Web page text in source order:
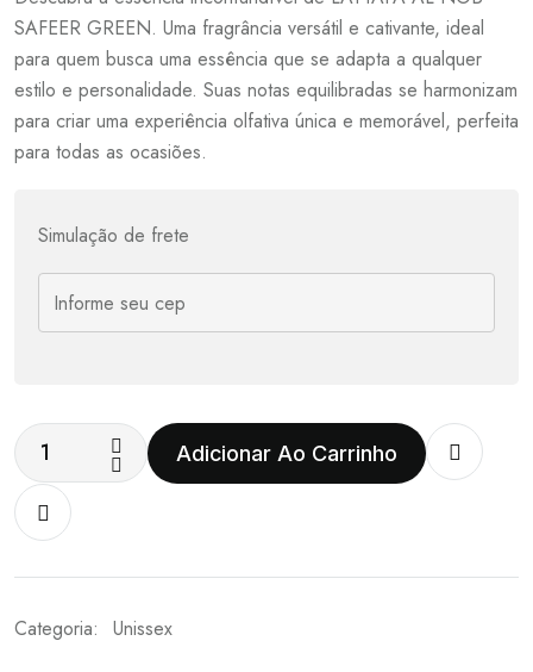
SAFEER GREEN. Uma fragrância versátil e cativante, ideal
para quem busca uma essência que se adapta a qualquer
estilo e personalidade. Suas notas equilibradas se harmonizam
para criar uma experiência olfativa única e memorável, perfeita
para todas as ocasiões.
Simulação de frete
Adicionar Ao Carrinho
Categoria: Unissex